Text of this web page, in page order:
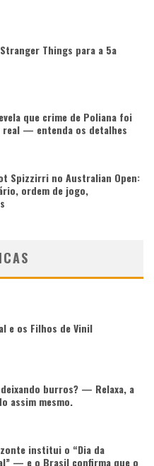
Things para a 5a
que crime de Poliana foi
real — entenda os detalhes
Spizzirri no Australian Open:
ordem de jogo,
e os Filhos de Vinil
burros? — Relaxa, a
assim mesmo.
institui o “Dia da
— e o Brasil confirma que o